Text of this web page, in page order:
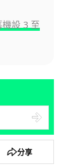
設 3 至
分享